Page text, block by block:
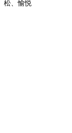
松、愉悦